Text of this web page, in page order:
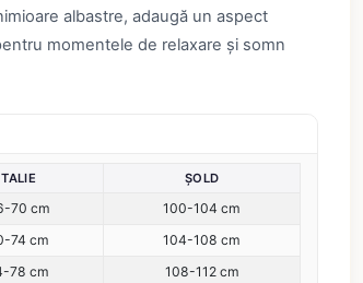
albastre, adaugă un aspect
momentele de relaxare și somn
TALIE ȘOLD
70 cm
100-104 cm
74 cm
104-108 cm
78 cm
108-112 cm